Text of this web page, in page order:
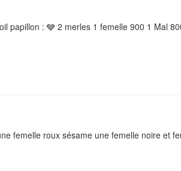
papillon : 🩶 2 merles 1 femelle 900 1 Mal
femelle roux sésame une femelle noire et